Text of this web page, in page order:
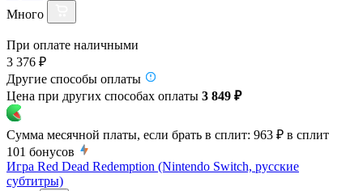
Много
При оплате наличными
3 376 ₽
Другие способы оплаты
Цена при других способах оплаты 3 849 ₽
Сумма месячной платы, если брать в сплит: 963 ₽ в сплит
101 бонусов
Игра Red Dead Redemption (Nintendo Switch, русские
субтитры)